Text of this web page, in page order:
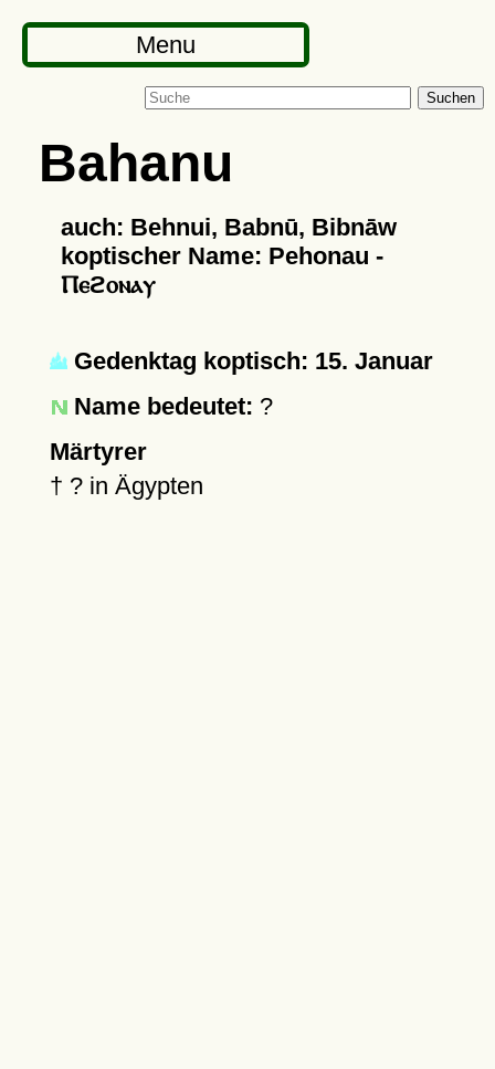
Menu
Suchen
Bahanu
auch: Behnui, Babnū, Bibnāw
koptischer Name: Pehonau -
Ⲡⲉϩⲟⲛⲁⲩ
Gedenktag koptisch: 15. Januar
Name bedeutet: ?
Märtyrer
† ?in Ägypten